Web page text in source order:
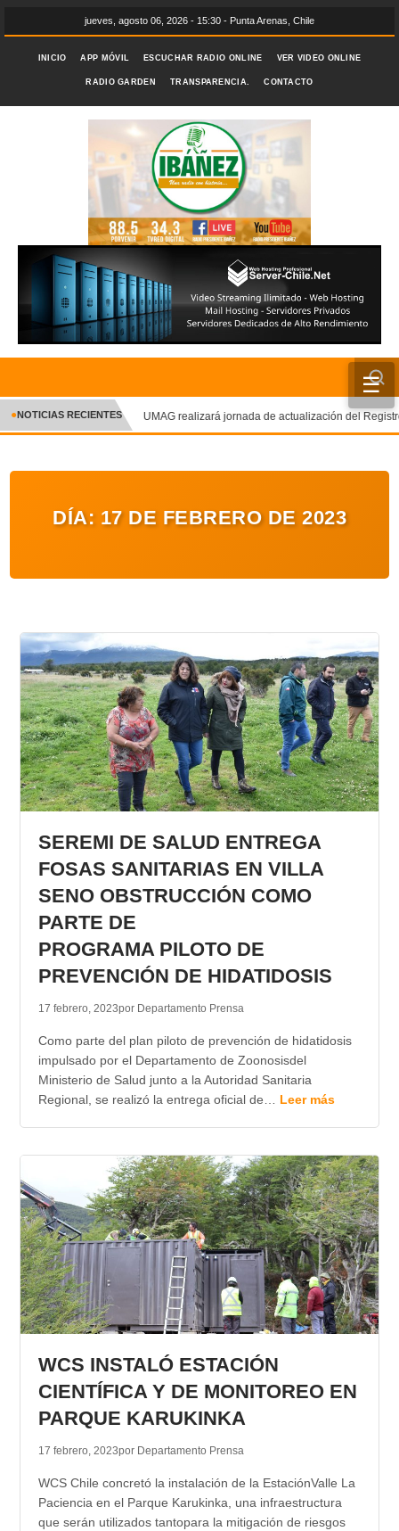
jueves, agosto 06, 2026 - 15:30 - Punta Arenas, Chile
INICIO APP MÓVIL ESCUCHAR RADIO ONLINE VER VIDEO ONLINE
RADIO GARDEN TRANSPARENCIA. CONTACTO
☰
INICIO
CRÓNICA
ENTRETENIMIENTO Y CULTURA
AUDIOS
VIDEOS
GALERIA DE FOTOS
APP MÓVIL
NOTICIAS RECIENTES UMAG realizará jornada de actualización del
DÍA: 17 DE FEBRERO DE 2023
SEREMI DE SALUD ENTREGA
FOSAS SANITARIAS EN VILLA
SENO OBSTRUCCIÓN COMO
PARTE DE
PROGRAMA PILOTO DE
PREVENCIÓN DE HIDATIDOSIS
17 febrero, 2023por Departamento Prensa
Como parte del plan piloto de prevención de hidatidosis
impulsado por el Departamento de Zoonosisdel
Ministerio de Salud junto a la Autoridad Sanitaria
Regional, se realizó la entrega oficial de… Leer más
WCS INSTALÓ ESTACIÓN
CIENTÍFICA Y DE MONITOREO EN
PARQUE KARUKINKA
17 febrero, 2023por Departamento Prensa
WCS Chile concretó la instalación de la EstaciónValle La
Paciencia en el Parque Karukinka, una infraestructura
que serán utilizados tantopara la mitigación de riesgos